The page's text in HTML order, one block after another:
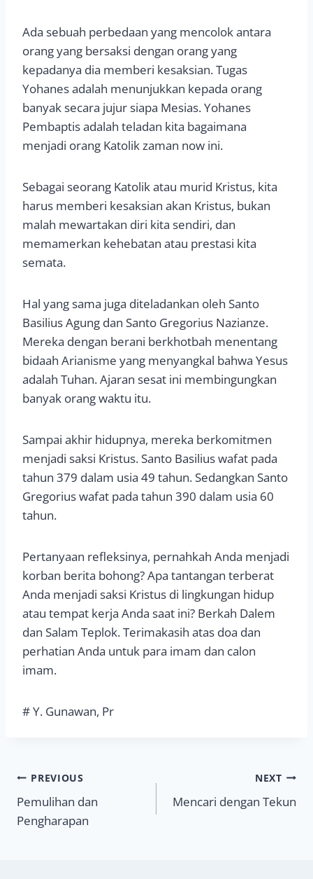
Ada sebuah perbedaan yang mencolok antara
orang yang bersaksi dengan orang yang
kepadanya dia memberi kesaksian. Tugas
Yohanes adalah menunjukkan kepada orang
banyak secara jujur siapa Mesias. Yohanes
Pembaptis adalah teladan kita bagaimana
menjadi orang Katolik zaman now ini.
Sebagai seorang Katolik atau murid Kristus, kita
harus memberi kesaksian akan Kristus, bukan
malah mewartakan diri kita sendiri, dan
memamerkan kehebatan atau prestasi kita
semata.
Hal yang sama juga diteladankan oleh Santo
Basilius Agung dan Santo Gregorius Nazianze.
Mereka dengan berani berkhotbah menentang
bidaah Arianisme yang menyangkal bahwa Yesus
adalah Tuhan. Ajaran sesat ini membingungkan
banyak orang waktu itu.
Sampai akhir hidupnya, mereka berkomitmen
menjadi saksi Kristus. Santo Basilius wafat pada
tahun 379 dalam usia 49 tahun. Sedangkan Santo
Gregorius wafat pada tahun 390 dalam usia 60
tahun.
Pertanyaan refleksinya, pernahkah Anda menjadi
korban berita bohong? Apa tantangan terberat
Anda menjadi saksi Kristus di lingkungan hidup
atau tempat kerja Anda saat ini? Berkah Dalem
dan Salam Teplok. Terimakasih atas doa dan
perhatian Anda untuk para imam dan calon
imam.
# Y. Gunawan, Pr
Navigasi
pos
PREVIOUS
Pemulihan dan
Pengharapan
NEXT
Mencari dengan Tekun